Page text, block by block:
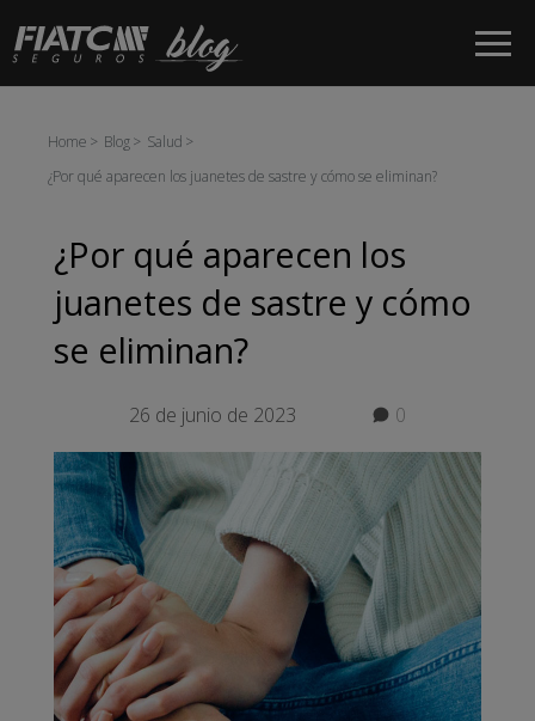
Saltar al contenido principal
Home Blog
Salud
¿Por qué aparecen los juanetes de sastre y cómo se eliminan?
¿Por qué aparecen los
juanetes de sastre y cómo
se eliminan?
26 de junio de 2023 0